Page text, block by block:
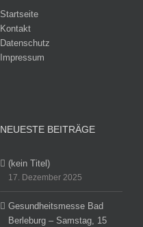
Startseite
Kontakt
Datenschutz
Impressum
NEUESTE BEITRÄGE
(kein Titel)
17. Dezember 2025
Gesundheitsmesse Bad
Berleburg – Samstag, 15